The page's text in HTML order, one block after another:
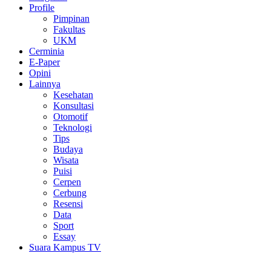
Profile
Pimpinan
Fakultas
UKM
Cerminia
E-Paper
Opini
Lainnya
Kesehatan
Konsultasi
Otomotif
Teknologi
Tips
Budaya
Wisata
Puisi
Cerpen
Cerbung
Resensi
Data
Sport
Essay
Suara Kampus TV